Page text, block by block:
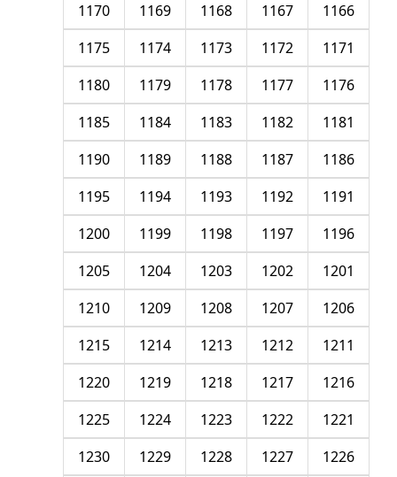
1166
1167
1168
1169
1170
1171
1172
1173
1174
1175
1176
1177
1178
1179
1180
1181
1182
1183
1184
1185
1186
1187
1188
1189
1190
1191
1192
1193
1194
1195
1196
1197
1198
1199
1200
1201
1202
1203
1204
1205
1206
1207
1208
1209
1210
1211
1212
1213
1214
1215
1216
1217
1218
1219
1220
1221
1222
1223
1224
1225
1226
1227
1228
1229
1230